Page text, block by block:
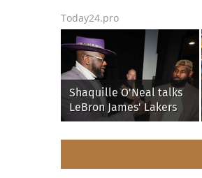
Today24.pro
Shaquille O'Neal talks
LeBron James' Lakers
legacy, why his new
76ers might be